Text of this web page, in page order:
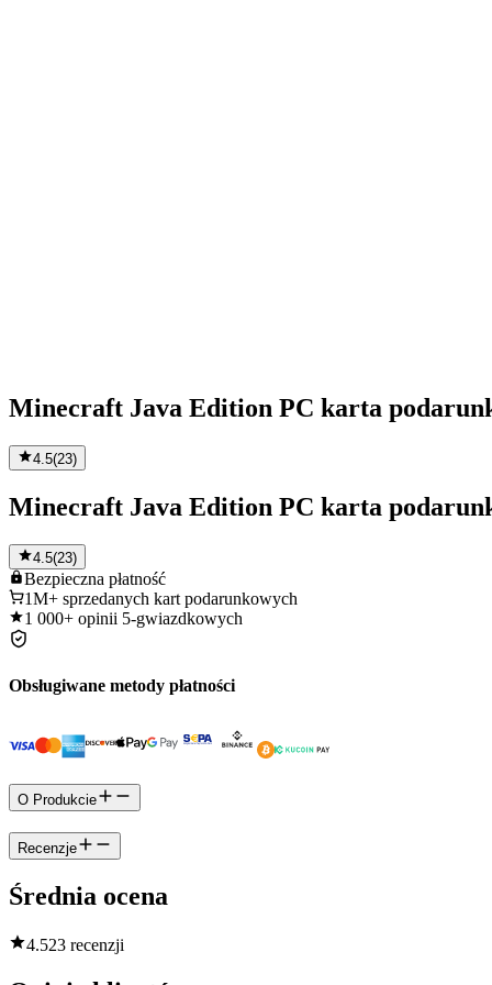
Minecraft Java Edition PC karta
4.5(23)
Minecraft Java Edition PC karta
4.5(23)
Bezpieczna płatność
1M+ sprzedanych kart podarunkowych
1 000+ opinii 5-gwiazdkowych
Obsługiwane metody płatności
O Produkcie
Recenzje
Średnia ocena
4.523 recenzji